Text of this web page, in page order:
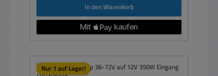
In den Warenkorb
Nur 1 auf Lager!